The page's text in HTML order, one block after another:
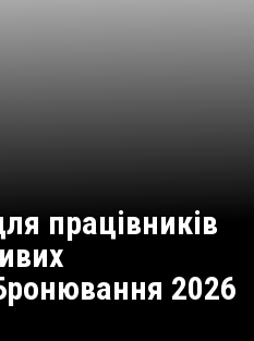
працівників
2026